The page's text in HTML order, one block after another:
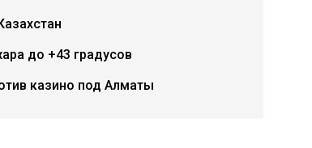
до +43 градусов
казино под Алматы